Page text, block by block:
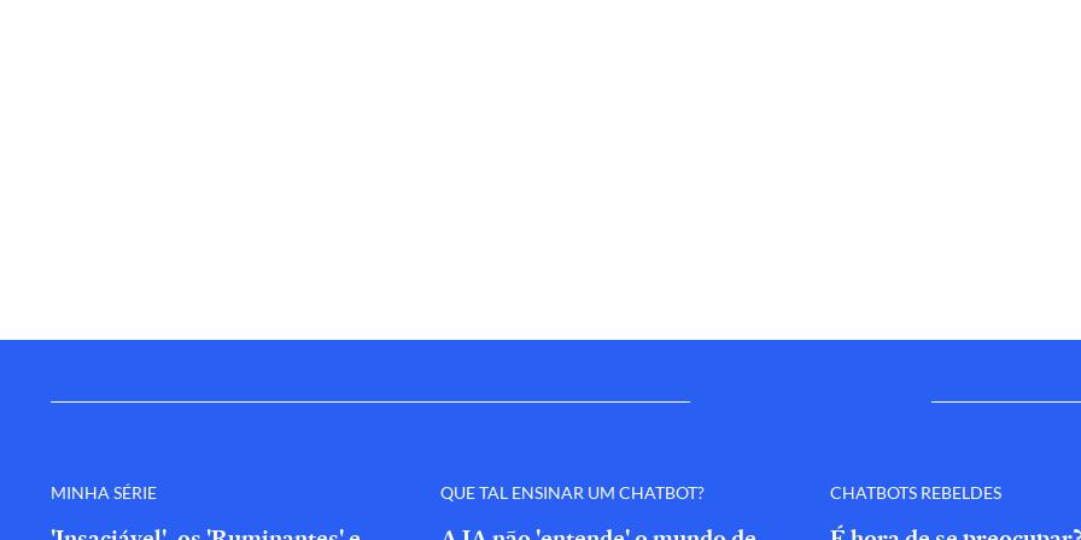
MINHA SÉRIE QUE TAL ENSINAR UM CHATBOT? CHATBOTS REBELDES